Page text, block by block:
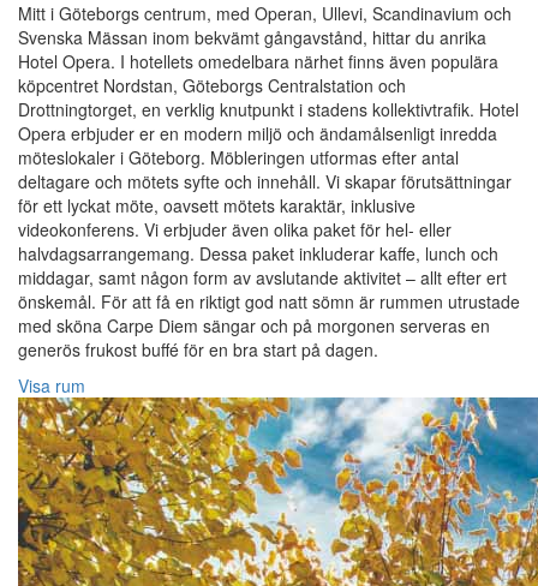
Mitt i Göteborgs centrum, med Operan, Ullevi, Scandinavium och
Svenska Mässan inom bekvämt gångavstånd, hittar du anrika
Hotel Opera. I hotellets omedelbara närhet finns även populära
köpcentret Nordstan, Göteborgs Centralstation och
Drottningtorget, en verklig knutpunkt i stadens kollektivtrafik. Hotel
Opera erbjuder er en modern miljö och ändamålsenligt inredda
möteslokaler i Göteborg. Möbleringen utformas efter antal
deltagare och mötets syfte och innehåll. Vi skapar förutsättningar
för ett lyckat möte, oavsett mötets karaktär, inklusive
videokonferens. Vi erbjuder även olika paket för hel- eller
halvdagsarrangemang. Dessa paket inkluderar kaffe, lunch och
middagar, samt någon form av avslutande aktivitet – allt efter ert
önskemål. För att få en riktigt god natt sömn är rummen utrustade
med sköna Carpe Diem sängar och på morgonen serveras en
generös frukost buffé för en bra start på dagen.
Visa rum